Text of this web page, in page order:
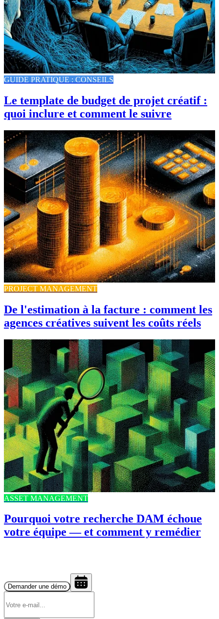
GUIDE PRATIQUE : CONSEILS
Le template de budget de projet créatif :
quoi inclure et comment le suivre
PROJECT MANAGEMENT
De l'estimation à la facture : comment les
agences créatives suivent les coûts réels
ASSET MANAGEMENT
Pourquoi votre recherche DAM échoue
votre équipe — et comment y remédier
Demander une démo